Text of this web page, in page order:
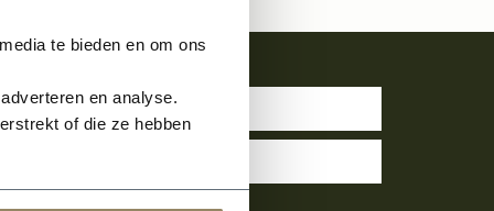
te bieden en om ons
en analyse.
of die ze hebben